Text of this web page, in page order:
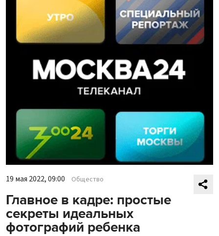
19 мая 2022, 09:00 Общество
Главное в кадре: простые
секреты идеальных
фотографий ребенка